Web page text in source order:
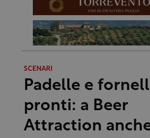
SCENARI
Padelle e
pronti: a Beer
Attraction